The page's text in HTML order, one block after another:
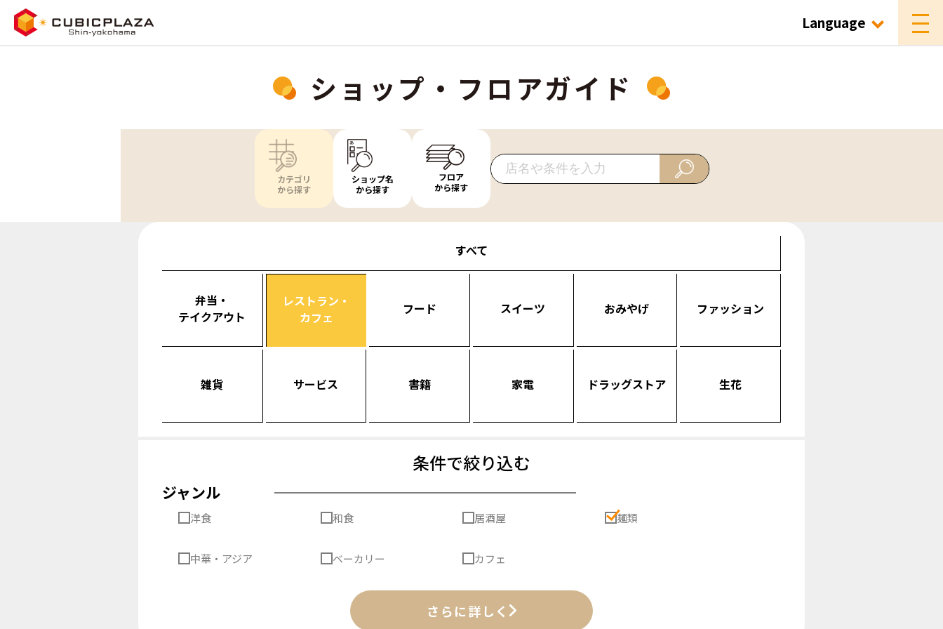
Language
ショップ・フロアガイド
カテゴリ
から探す
ショップ名
から探す
フロア
から探す
すべて
弁当・
テイクアウト
レストラン・
カフェ
フード スイーツ おみやげ ファッション
雑貨 サービス 書籍 家電 ドラッグストア 生花
条件で絞り込む
ジャンル
洋食 和食 居酒屋 麺類
中華・アジア ベーカリー カフェ
さらに詳しく